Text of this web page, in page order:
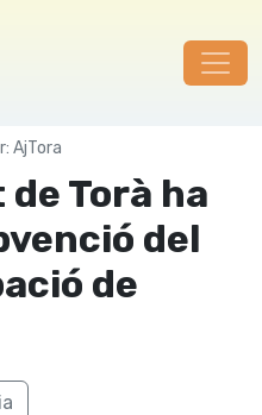
AjTora
Torà ha
del
de